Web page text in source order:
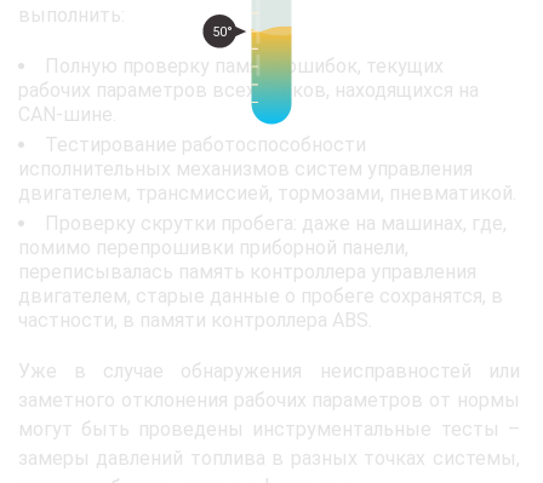
50°
выполнить:
Полную проверку памяти ошибок, текущих
рабочих параметров всех блоков, находящихся на
CAN-шине.
Тестирование работоспособности
исполнительных механизмов систем управления
двигателем, трансмиссией, тормозами, пневматикой.
Проверку скрутки пробега: даже на машинах, где,
помимо перепрошивки приборной панели,
переписывалась память контроллера управления
двигателем, старые данные о пробеге сохранятся, в
частности, в памяти контроллера ABS.
Уже в случае обнаружения неисправностей или
заметного отклонения рабочих параметров от нормы
могут быть проведены инструментальные тесты –
замеры давлений топлива в разных точках системы,